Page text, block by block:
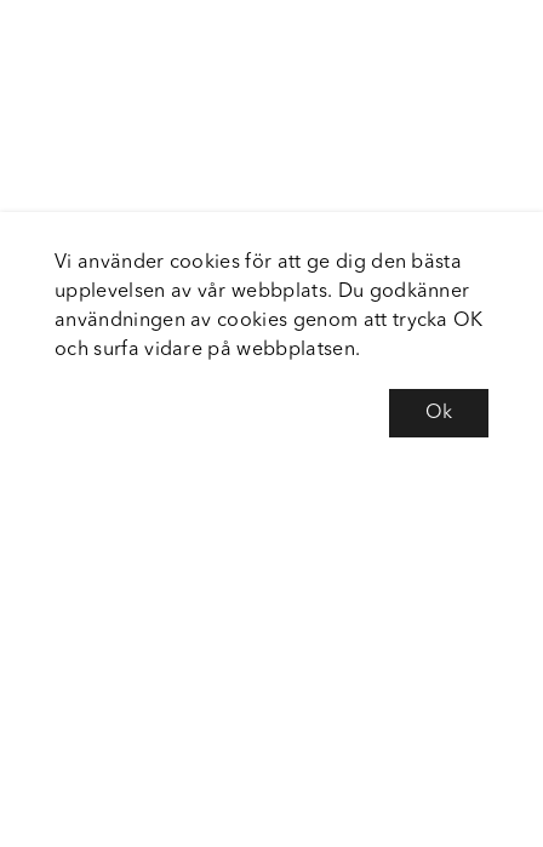
Vi använder cookies för att ge dig den bästa
upplevelsen av vår webbplats. Du godkänner
användningen av cookies genom att trycka OK
och surfa vidare på webbplatsen.
Ok